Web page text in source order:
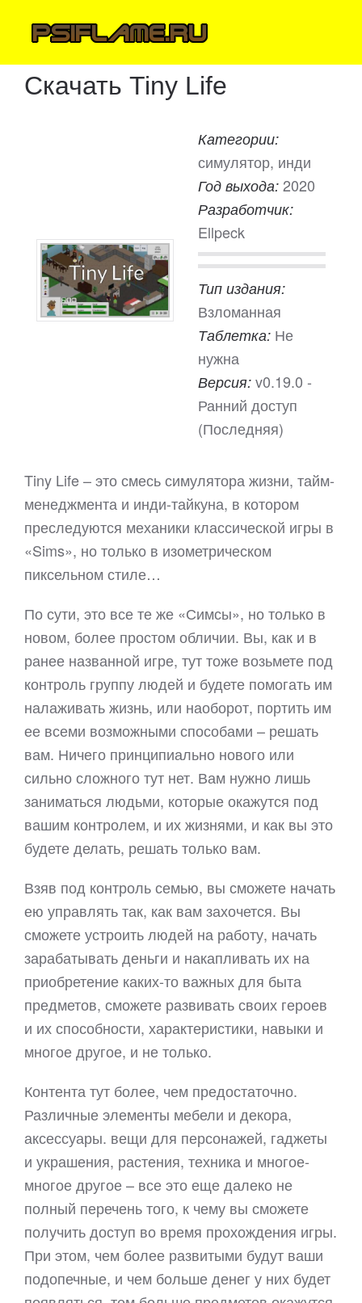
Скачать Tiny Life
Категории:
симулятор, инди
Год выхода: 2020
Разработчик:
Ellpeck
Тип издания:
Взломанная
Таблетка: Не
нужна
Версия: v0.19.0 -
Ранний доступ
(Последняя)
Tiny Life – это смесь симулятора жизни, тайм-
менеджмента и инди-тайкуна, в котором
преследуются механики классической игры в
«Sims», но только в изометрическом
пиксельном стиле…
По сути, это все те же «Симсы», но только в
новом, более простом обличии. Вы, как и в
ранее названной игре, тут тоже возьмете под
контроль группу людей и будете помогать им
налаживать жизнь, или наоборот, портить им
ее всеми возможными способами – решать
вам. Ничего принципиально нового или
сильно сложного тут нет. Вам нужно лишь
заниматься людьми, которые окажутся под
вашим контролем, и их жизнями, и как вы это
будете делать, решать только вам.
Взяв под контроль семью, вы сможете начать
ею управлять так, как вам захочется. Вы
сможете устроить людей на работу, начать
зарабатывать деньги и накапливать их на
приобретение каких-то важных для быта
предметов, сможете развивать своих героев
и их способности, характеристики, навыки и
многое другое, и не только.
Контента тут более, чем предостаточно.
Различные элементы мебели и декора,
аксессуары. вещи для персонажей, гаджеты
и украшения, растения, техника и многое-
многое другое – все это еще далеко не
полный перечень того, к чему вы сможете
получить доступ во время прохождения игры.
При этом, чем более развитыми будут ваши
подопечные, и чем больше денег у них будет